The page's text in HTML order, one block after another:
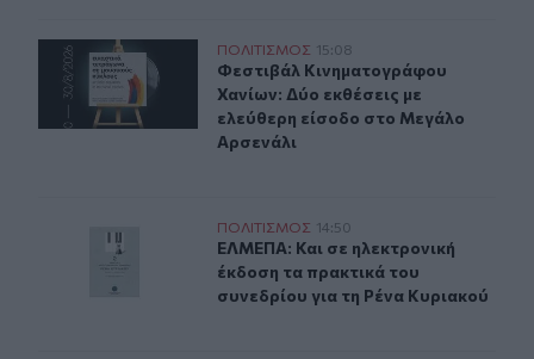
Δύο ξεχωριστές εκθέσεις του Φεστιβάλ
ΠΟΛΙΤΙΣΜΟΣ 15:08
Φεστιβάλ Κινηματογράφου
Φεστιβάλ Κινηματογράφου
Χανίων: Δύο εκθέσεις με
ελεύθερη είσοδο στο Μεγάλο
Αρσενάλι
ΕΛΜΕΠΑ: Και σε ηλεκτρονική έκδοση τα πρακτικά του
ΠΟΛΙΤΙΣΜΟΣ 14:50
ΕΛΜΕΠΑ: Και σε ηλεκτρονική
ΕΛΜΕΠΑ: Και σε ηλεκτρονική
έκδοση τα πρακτικά του
συνεδρίου για τη Ρένα Κυριακού